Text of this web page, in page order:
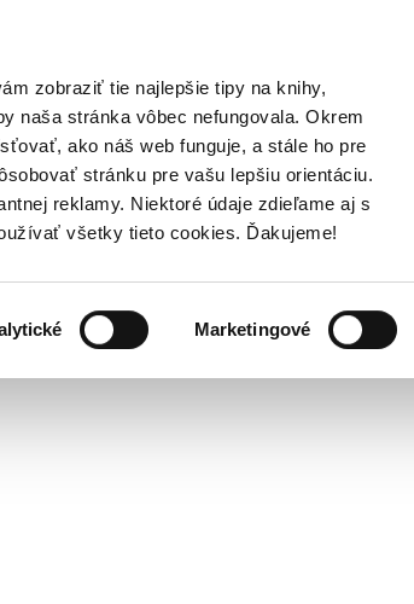
zobraziť tie najlepšie tipy na knihy,
naša stránka vôbec nefungovala. Okrem
ako náš web funguje, a stále ho pre
stránku pre vašu lepšiu orientáciu.
reklamy. Niektoré údaje zdieľame aj s
všetky tieto cookies. Ďakujeme!
Marketingové